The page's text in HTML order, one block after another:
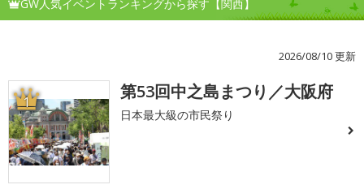
GW人気イベントランキングから探す【関西】
2026/08/10 更新
1 第53回中之島まつり／大阪府
日本最大級の市民祭り